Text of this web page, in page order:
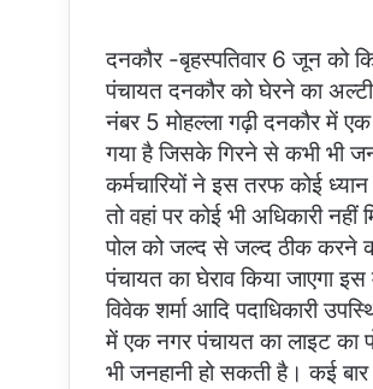
दनकौर -बृहस्पतिवार 6 जून को
पंचायत दनकौर को घेरने का
नंबर 5 मोहल्ला गढ़ी दनकौर में
गया है जिसके गिरने से कभी भी
कर्मचारियों ने इस तरफ कोई
तो वहां पर कोई भी अधिकारी
पोल को जल्द से जल्द ठीक करने
पंचायत का घेराव किया जाएगा
विवेक शर्मा आदि पदाधिकारी
में एक नगर पंचायत का लाइट
भी जनहानी हो सकती है। कई